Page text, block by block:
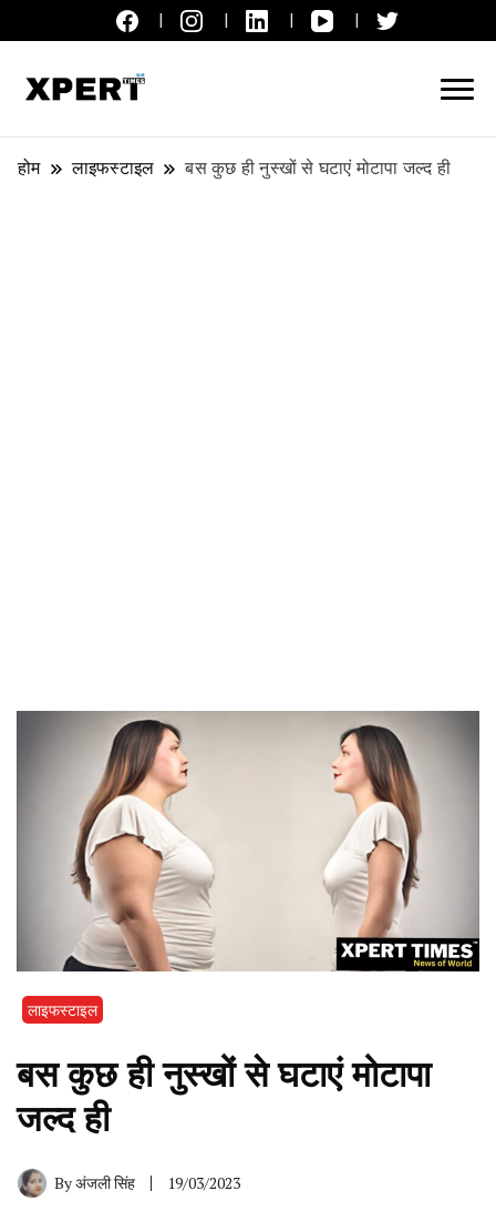
होम लाइफस्टाइल बस कुछ ही नुस्खों से घटाएं मोटापा जल्द ही
लाइफस्टाइल
बस कुछ ही नुस्खों से घटाएं मोटापा
जल्द ही
Byअंजली सिंह 19/03/2023